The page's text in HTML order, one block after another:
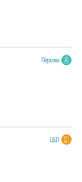
Персона
ЦБП